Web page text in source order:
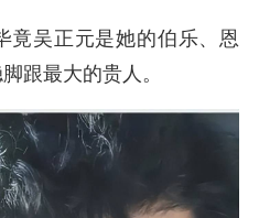
竟吴正元是她的伯乐、恩
跟最大的贵人。